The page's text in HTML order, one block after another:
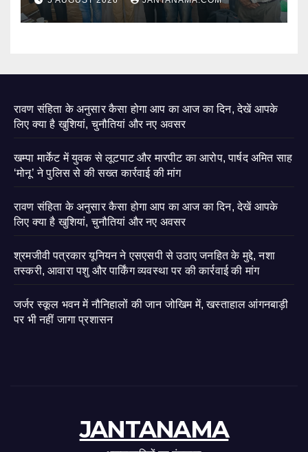
रावण संहिता के अनुसार कैसा होगा आप का आज का दिन, देखें आपके
लिए क्या है खुशियां, चुनौतियां और नए अवसर
खम्पा मार्केट में युवक से लूटपाट और मारपीट का आरोप, पार्षद अमित साह
‘मोनू’ ने पुलिस से की सख्त कार्रवाई की मांग
रावण संहिता के अनुसार कैसा होगा आप का आज का दिन, देखें आपके
लिए क्या है खुशियां, चुनौतियां और नए अवसर
श्रमजीवी पत्रकार यूनियन ने एसएसपी से उठाए जनहित के मुद्दे, नशा
तस्करी, आवारा पशु और पार्किंग व्यवस्था पर की कार्रवाई की मांग
जर्जर स्कूल भवन में नौनिहालों की जान जोखिम में, खस्ताहाल आंगनबाड़ी
पर भी नहीं जागा प्रशासन
JANTANAMA